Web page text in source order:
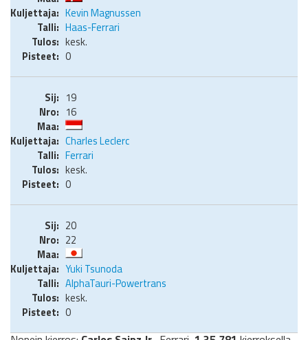
Kevin Magnussen
Haas-Ferrari
kesk.
0
19
16
Charles Leclerc
Ferrari
kesk.
0
20
22
Yuki Tsunoda
AlphaTauri-Powertrans
kesk.
0